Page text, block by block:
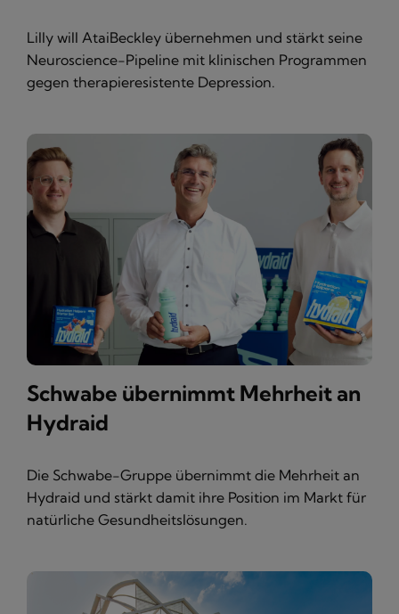
Lilly will AtaiBeckley übernehmen und stärkt seine
Neuroscience-Pipeline mit klinischen Programmen
gegen therapieresistente Depression.
Schwabe übernimmt Mehrheit an
Hydraid
Die Schwabe-Gruppe übernimmt die Mehrheit an
Hydraid und stärkt damit ihre Position im Markt für
natürliche Gesundheitslösungen.